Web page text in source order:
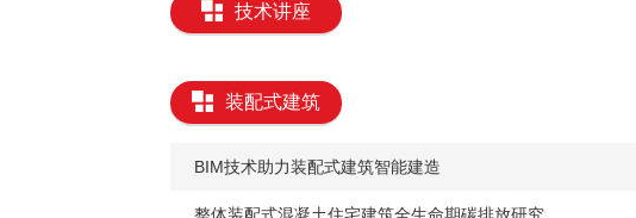
技术讲座
装配式建筑
​BIM技术助力装配式建筑智能建造